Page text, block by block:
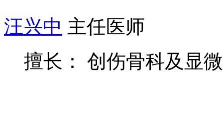
汪兴中 主任医师
擅长： 创伤骨科及显